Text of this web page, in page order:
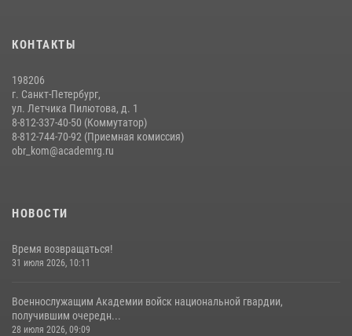
КОНТАКТЫ
198206
г. Санкт-Петербург,
ул. Летчика Пилютова, д. 1
8-812-337-40-50 (Коммутатор)
8-812-744-70-92 (Приемная комиссия)
obr_kom@academrg.ru
НОВОСТИ
Время возвращаться!
31 июля 2026, 10:11
Военнослужащим Академии войск национальной гвардии,
получившим очередн...
28 июля 2026, 09:09